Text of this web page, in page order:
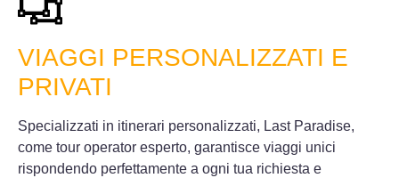
VIAGGI PERSONALIZZATI E
PRIVATI
Specializzati in itinerari personalizzati, Last Paradise,
come tour operator esperto, garantisce viaggi unici
rispondendo perfettamente a ogni tua richiesta e